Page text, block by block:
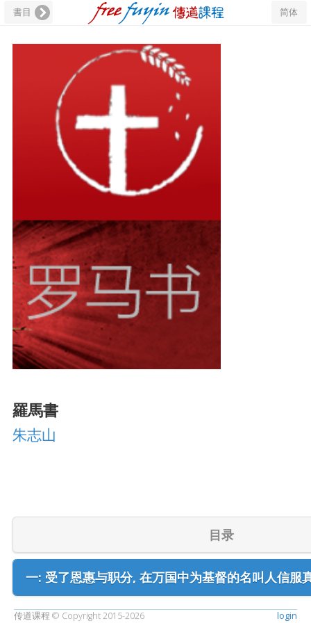
書目 简体
羅馬書
朱志山
目录
一: 受了恩惠与职分, 在万国中为基督的名叫人信服
传道课程 © Copyright 2015-2026 login